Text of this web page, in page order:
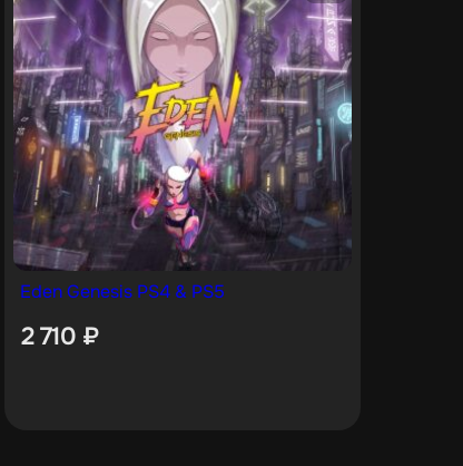
Eden Genesis PS4 & PS5
2 710 ₽